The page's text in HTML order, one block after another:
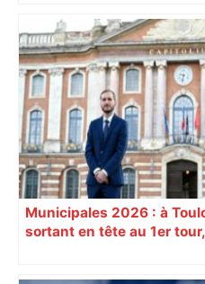
"C'est la reprise des
horrible", plus de 17 km de
ralentissements autour de
jeudi matin, on vous
secteurs à éviter –
Municipales 2026 : à
sortant en tête au 1er